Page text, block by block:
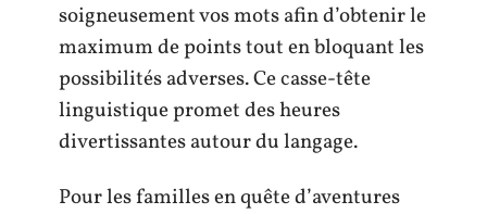
soigneusement vos mots afin d’obtenir le
maximum de points tout en bloquant les
possibilités adverses. Ce casse-tête
linguistique promet des heures
divertissantes autour du langage.
Pour les familles en quête d’aventures